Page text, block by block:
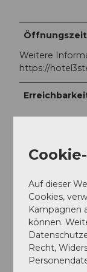
Weitere
https://
Auf dem Land
Ausstattung
Parkplätze
Terrassen- /
Auf dieser
Cookies,
Kampagnen
können.
Recht,